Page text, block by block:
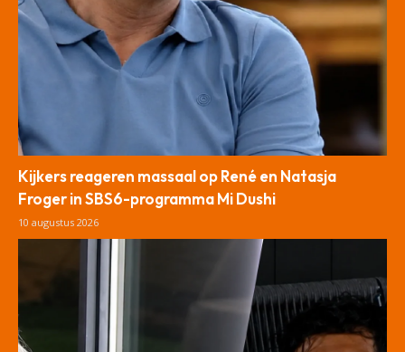
Kijkers reageren massaal op René en Natasja
Froger in SBS6-programma Mi Dushi
10 augustus 2026